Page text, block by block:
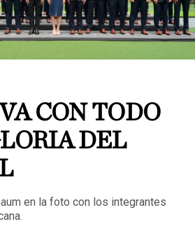
CON TODO
DEL
en la foto con los integrantes